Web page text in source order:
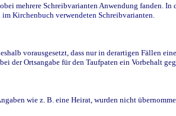
mehrere Schreibvarianten Anwendung fanden.
Kirchenbuch verwendeten Schreibvarianten.
vorausgesetzt, dass nur in derartigen Fällen
Ortsangabe für den Taufpaten ein Vorbehalt
wie z. B. eine Heirat, wurden nicht